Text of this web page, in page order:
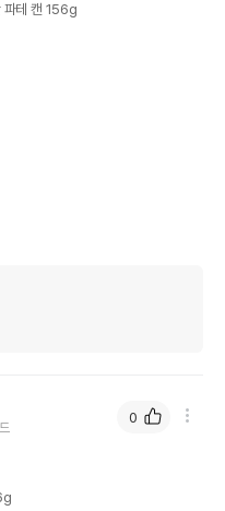
파테 캔 156g
0